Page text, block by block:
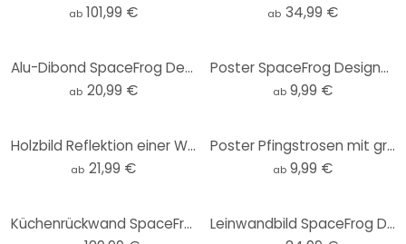
ab 101,99 € ab 34,99 €
Alu-Dibond SpaceFrog Designs - Tagesanbruch - Rund
ab 20,99 €
Poster SpaceFrog Designs - Eleganz
ab 9,99 €
Holzbild Reflektion einer Winterlandschaft - SpaceFrog Designs - Rund
ab 21,99 €
Poster Pfingstrosen mit großen Blüten - SpaceFrog Designs
ab 9,99 €
Küchenrückwand SpaceFrog Designs - Rosa Sonne Leinwandbild SpaceFrog Designs - Meerestreiben